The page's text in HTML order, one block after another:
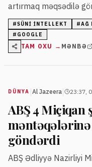
artırmaq məqsədilə
Anthropic şirkətlərinin
kibertəhlükəsizlik
#SÜNI INTELLEKT #AĞ
# GOOGLE
TAM OXU → MƏNBƏ
DÜNYA Al Jazeera 23:37,
ABŞ 4 Miçiqan
göndərdi
ABŞ Ədliyyə Nazirliyi